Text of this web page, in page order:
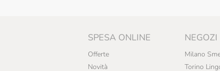
Eataly
SPESA ONLINE
Offerte
Novità
NEGOZI
Milano
Torino